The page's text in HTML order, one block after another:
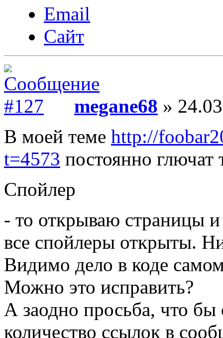
Email
Сайт
megane68 »
В моей теме http://
t=4573 постоянно глючат
Спойлер
- то открываю страницы
все спойлеры открыты.
Видимо дело в коде
Можно это исправить?
А заодно просьба, что бы
количество ссылок в